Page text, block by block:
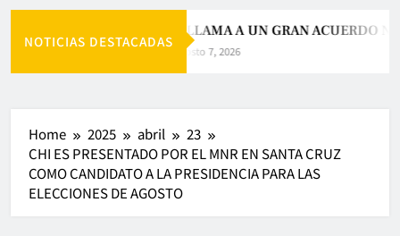
NOTICIAS DESTACADAS
PAZ LLAMA A UN GRAN ACUERDO
Agosto 7, 2026
Home 2025 abril
23
CHI ES PRESENTADO POR EL MNR EN SANTA CRUZ
COMO CANDIDATO A LA PRESIDENCIA PARA LAS
ELECCIONES DE AGOSTO